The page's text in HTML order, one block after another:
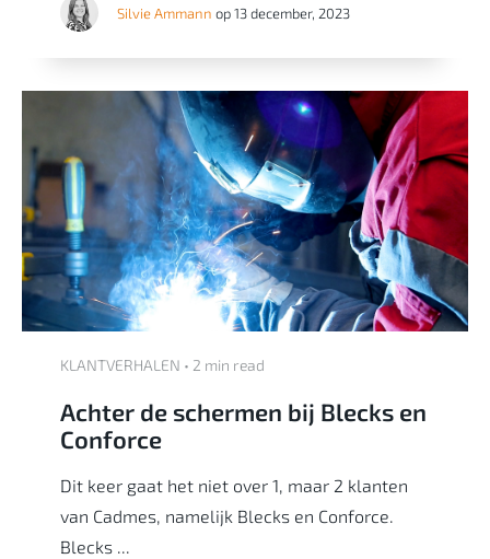
Silvie Ammann op 13 december, 2023
KLANTVERHALEN • 2 min read
Achter de schermen bij Blecks en
Conforce
Dit keer gaat het niet over 1, maar 2 klanten
van Cadmes, namelijk Blecks en Conforce.
Blecks ...